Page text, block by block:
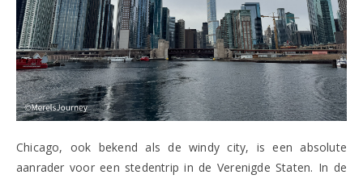
Chicago, ook bekend als de windy city, is een absolute
aanrader voor een stedentrip in de Verenigde Staten. In de